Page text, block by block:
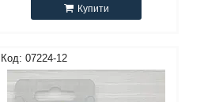
Купити
07224-12